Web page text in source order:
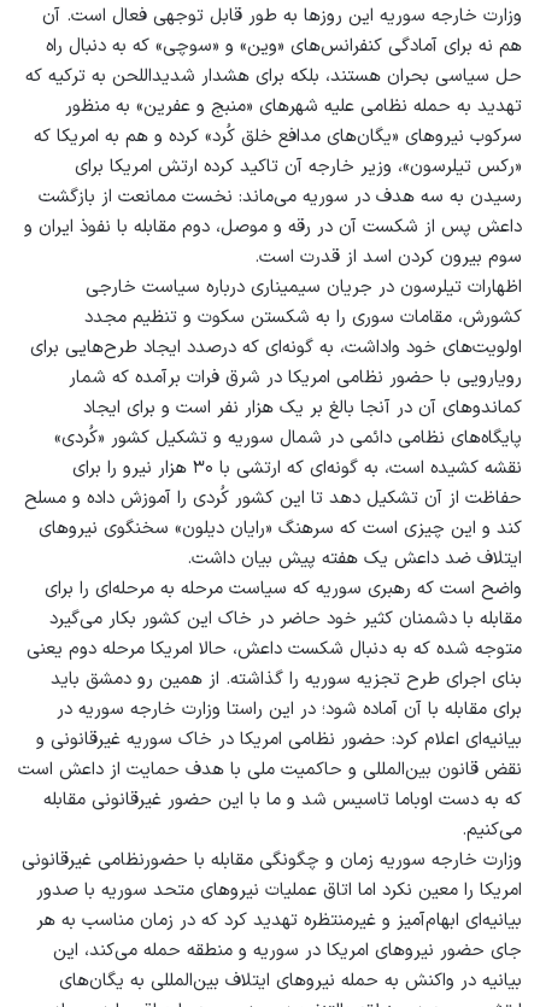
وزارت خارجه سوریه این روزها به طور قابل توجهی فعال است. آن
هم نه برای آمادگی کنفرانس‌های «وین» و «سوچی» که به دنبال راه
حل سیاسی بحران هستند، بلکه برای هشدار شدیداللحن به ترکیه که
تهدید به حمله نظامی علیه شهرهای «منبج و عفرین» به منظور
سرکوب نیروهای «یگان‌های مدافع خلق کُرد» کرده و هم به امریکا که
«رکس تیلرسون»، وزیر خارجه آن تاکید کرده ارتش امریکا برای
رسیدن به سه هدف در سوریه می‌ماند: نخست ممانعت از بازگشت
داعش پس از شکست آن در رقه و موصل، دوم مقابله با نفوذ ایران و
سوم بیرون کردن اسد از قدرت است.
اظهارات تیلرسون در جریان سیمیناری درباره سیاست خارجی
کشورش، مقامات سوری را به شکستن سکوت و تنظیم مجدد
اولویت‌های خود واداشت، به گونه‌ای که درصدد ایجاد طرح‌هایی برای
رویارویی با حضور نظامی امریکا در شرق فرات برآمده که شمار
کماندوهای آن در آنجا بالغ بر یک هزار نفر است و برای ایجاد
پایگاه‌های نظامی دائمی در شمال سوریه و تشکیل کشور «کُردی»
نقشه کشیده است، به گونه‌ای که ارتشی با ۳۰ هزار نیرو را برای
حفاظت از آن تشکیل دهد تا این کشور کُردی را آموزش داده و مسلح
کند و این چیزی است که سرهنگ «رایان دیلون» سخنگوی نیروهای
ایتلاف ضد داعش یک هفته پیش بیان داشت.
واضح است که رهبری سوریه که سیاست مرحله به مرحله‌ای را برای
مقابله با دشمنان کثیر خود حاضر در خاک این کشور بکار می‌گیرد
متوجه شده که به دنبال شکست داعش، حالا امریکا مرحله دوم یعنی
بنای اجرای طرح تجزیه سوریه را گذاشته. از همین رو دمشق باید
برای مقابله با آن آماده شود؛ در این راستا وزارت خارجه سوریه در
بیانیه‌ای اعلام کرد: حضور نظامی امریکا در خاک سوریه غیرقانونی و
نقض قانون بین‌المللی و حاکمیت ملی با هدف حمایت از داعش است
که به دست اوباما تاسیس شد و ما با این حضور غیرقانونی مقابله
می‌کنیم.
وزارت خارجه سوریه زمان و چگونگی مقابله با حضورنظامی غیرقانونی
امریکا را معین نکرد اما اتاق عملیات نیروهای متحد سوریه با صدور
بیانیه‌ای ابهام‌آمیز و غیرمنتظره تهدید کرد که در زمان مناسب به هر
جای حضور نیروهای امریکا در سوریه و منطقه حمله می‌کند، این
بیانیه در واکنش به حمله نیروهای ایتلاف بین‌المللی به یگان‌های